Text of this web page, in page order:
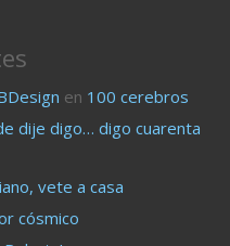
en 100 cerebros
dije digo… digo cuarenta
vete a casa
cósmico